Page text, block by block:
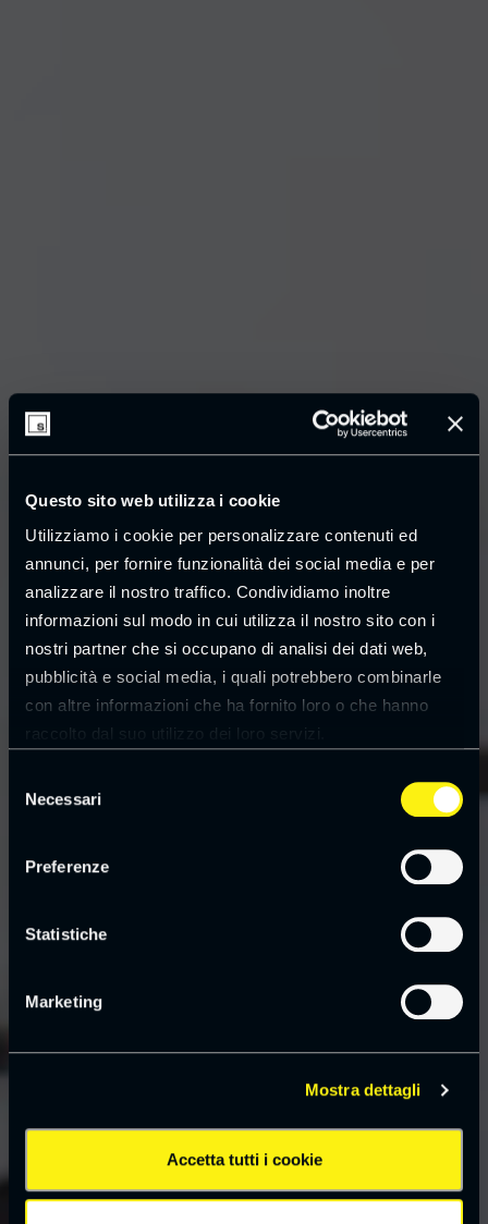
Questo sito web utilizza i cookie
Utilizziamo i cookie per personalizzare contenuti ed
annunci, per fornire funzionalità dei social media e per
analizzare il nostro traffico. Condividiamo inoltre
informazioni sul modo in cui utilizza il nostro sito con i
nostri partner che si occupano di analisi dei dati web,
pubblicità e social media, i quali potrebbero combinarle
con altre informazioni che ha fornito loro o che hanno
raccolto dal suo utilizzo dei loro servizi.
delNecessari
Preferenze
Statistiche
Marketing
Mostra dettagli
Accetta tutti i cookie